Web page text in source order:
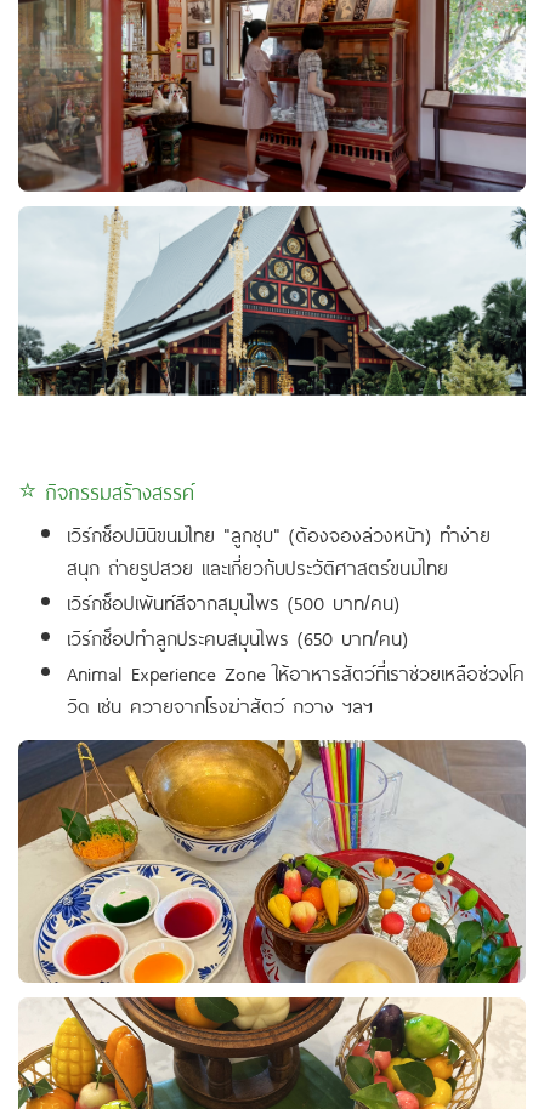
⭐ กิจกรรมสร้างสรรค์
เวิร์กช็อปมินิขนมไทย "ลูกชุบ" (ต้องจองล่วงหน้า) ทำง่าย
สนุก ถ่ายรูปสวย และเกี่ยวกับประวัติศาสตร์ขนมไทย
เวิร์กช็อปเพ้นท์สีจากสมุนไพร (500 บาท/คน)
เวิร์กช็อปทำลูกประคบสมุนไพร (650 บาท/คน)
Animal Experience Zone ให้อาหารสัตว์ที่เราช่วยเหลือช่วงโค
วิด เช่น ควายจากโรงฆ่าสัตว์ กวาง ฯลฯ